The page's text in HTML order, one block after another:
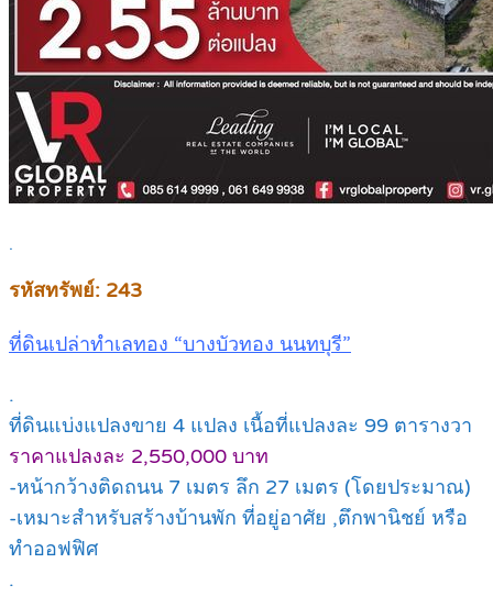
.
รหัสทรัพย์: 243
ที่ดินเปล่าทำเลทอง “บางบัวทอง นนทบุรี”
.
ที่ดินแบ่งแปลงขาย 4 แปลง เนื้อที่แปลงละ 99 ตารางวา
ราคาแปลงละ 2,550,000 บาท
-หน้ากว้างติดถนน 7 เมตร ลึก 27 เมตร (โดยประมาณ)
-เหมาะสำหรับสร้างบ้านพัก ที่อยู่อาศัย ,ตึกพานิชย์ หรือ
ทำออฟฟิศ
.